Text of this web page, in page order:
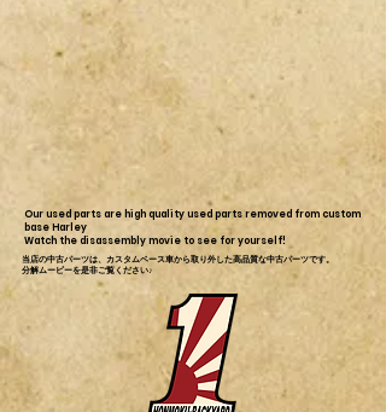
Our used parts are high quality used parts removed from custom
base Harley
Watch the disassembly movie to see for yourself!
当店の中古パーツは、カスタムベース車から取り外した高品質な中古パーツです。
分解ムービーを是非ご覧ください♪